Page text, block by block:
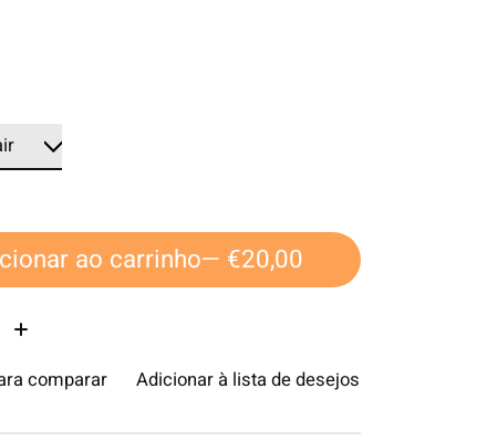
ao carrinho
— €20,00
comparar Adicionar à lista de desejos